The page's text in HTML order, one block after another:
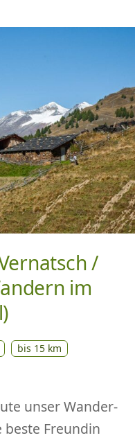
/
im
bis 15 km
unser Wander-
beste Freundin